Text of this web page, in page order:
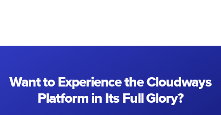
Want to Experience the Cloudways
Platform in Its Full Glory?